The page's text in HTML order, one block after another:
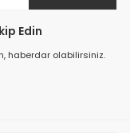
Edin
haberdar olabilirsiniz.